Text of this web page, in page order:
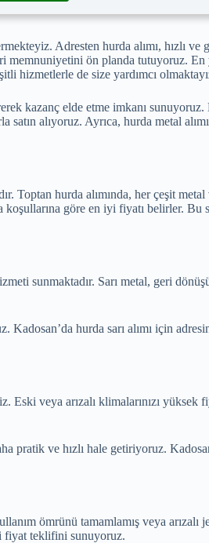
Adresten hurda alımı, hızlı
memnuniyetini ön planda tutuyoruz.
hizmetlerle de size yardımcı
kazanç elde etme imkanı
alıyoruz. Ayrıca, hurda metal
Toptan hurda alımında, her çeşit
göre en iyi fiyatı belirler.
sunmaktadır. Sarı metal, geri
hurda sarı alımı için
veya arızalı klimalarınızı
pratik ve hızlı hale getiriyoruz.
ömrünü tamamlamış veya
fiyat teklifini sunuyoruz.